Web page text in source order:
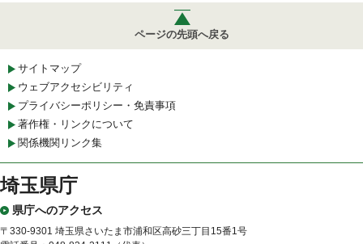
ページの先頭へ戻る
サイトマップ
ウェブアクセシビリティ
プライバシーポリシー・免責事項
著作権・リンクについて
関係機関リンク集
埼玉県庁
県庁へのアクセス
〒330-9301 埼玉県さいたま市浦和区高砂三丁目15番1号